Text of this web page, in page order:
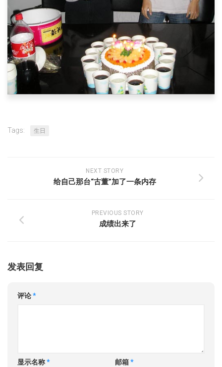
Tags: 生日
NEXT STORY
给自己那台“古董”加了一条内存
PREVIOUS STORY
成绩出来了
发表回复
评论*
显示名称* 邮箱*